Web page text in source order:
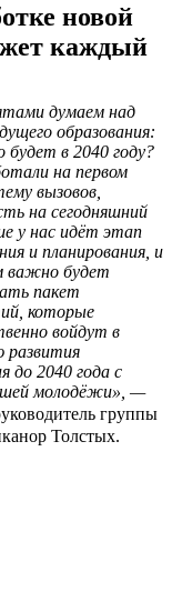
новой
каждый
думаем над
образования:
будет в 2040 году?
на первом
вызовов,
на сегодняшний
у нас идёт этап
и планирования, и
важно будет
пакет
которые
войдут в
развития
до 2040 года с
молодёжи», —
группы
Толстых.